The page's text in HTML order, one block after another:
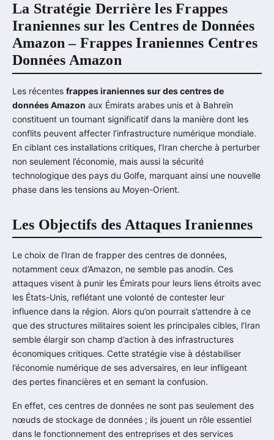
La Stratégie Derrière les Frappes
Iraniennes sur les Centres de Données
Amazon – Frappes Iraniennes Centres
Données Amazon
Les récentes frappes iraniennes sur des centres de
données Amazon aux Émirats arabes unis et à Bahreïn
constituent un tournant significatif dans la manière dont les
conflits peuvent affecter l’infrastructure numérique mondiale.
En ciblant ces installations critiques, l’Iran cherche à perturber
non seulement l’économie, mais aussi la sécurité
technologique des pays du Golfe, marquant ainsi une nouvelle
phase dans les tensions au Moyen-Orient.
Les Objectifs des Attaques Iraniennes
Le choix de l’Iran de frapper des centres de données,
notamment ceux d’Amazon, ne semble pas anodin. Ces
attaques visent à punir les Émirats pour leurs liens étroits avec
les États-Unis, reflétant une volonté de contester leur
influence dans la région. Alors qu’on pourrait s’attendre à ce
que des structures militaires soient les principales cibles, l’Iran
semble élargir son champ d’action à des infrastructures
économiques critiques. Cette stratégie vise à déstabiliser
l’économie numérique de ses adversaires, en leur infligeant
des pertes financières et en semant la confusion.
En effet, ces centres de données ne sont pas seulement des
nœuds de stockage de données ; ils jouent un rôle essentiel
dans le fonctionnement des entreprises et des services